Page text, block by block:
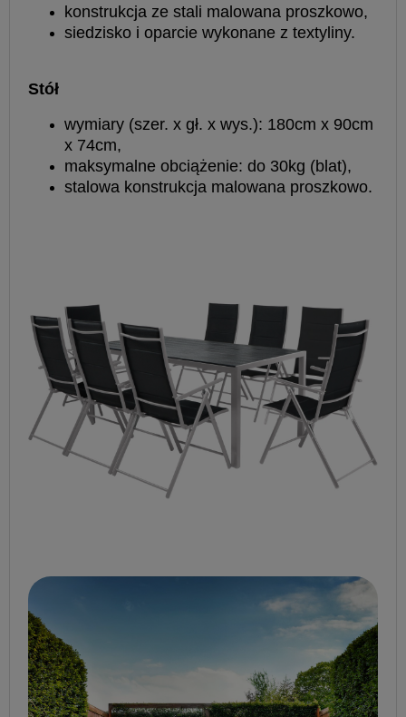
konstrukcja ze stali malowana proszkowo,
siedzisko i oparcie wykonane z textyliny.
Stół
wymiary (szer. x gł. x wys.): 180cm x 90cm
x 74cm,
maksymalne obciążenie: do 30kg (blat),
stalowa konstrukcja malowana proszkowo.